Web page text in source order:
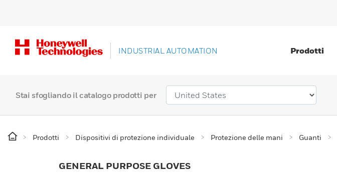
INDUSTRIAL AUTOMATION Prodotti
Stai sfogliando il catalogo prodotti per
Prodotti Dispositivi di protezione individuale Protezione delle mani Guanti
GENERAL PURPOSE GLOVES